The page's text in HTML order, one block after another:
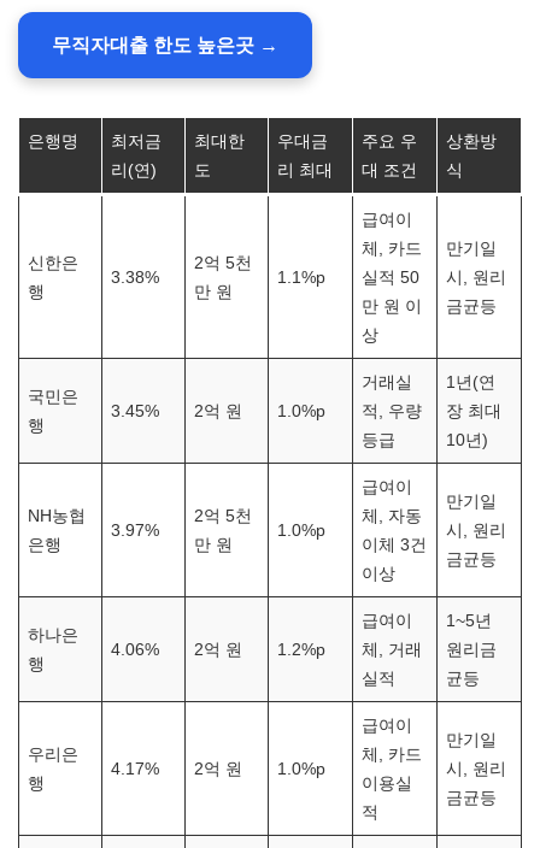
무직자대출 한도 높은곳 →
은행명
최저금
리(연)
최대한
도
우대금
리 최대
주요 우
대 조건
상환방
식
신한은
행
3.38%
2억 5천
만 원
1.1%p
급여이
체, 카드
실적 50
만 원 이
상
만기일
시, 원리
금균등
국민은
행
3.45% 2억 원 1.0%p
거래실
적, 우량
등급
1년(연
장 최대
10년)
NH농협
은행
3.97%
2억 5천
만 원
1.0%p
급여이
체, 자동
이체 3건
이상
만기일
시, 원리
금균등
하나은
행
4.06% 2억 원 1.2%p
급여이
체, 거래
실적
1~5년
원리금
균등
우리은
행
4.17% 2억 원 1.0%p
급여이
체, 카드
이용실
적
만기일
시, 원리
금균등